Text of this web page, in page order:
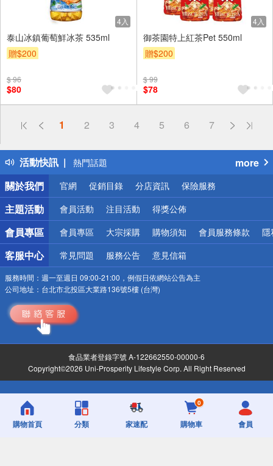
4入
泰山冰鎮葡萄鮮冰茶 535ml
贈$200
$ 96
$80
4入
御茶園特上紅茶Pet 550ml
贈$200
$ 99
$78
1 2 3 4 5 6 7
活動快訊
偏遠地區配送
得獎公告
熱門話題
銀行優惠
偏遠地區配送
詐騙網頁！請小心！
more
關於我們
官網 促銷目錄 分店資訊 保險服務
主題活動 會員活動 注目活動 得獎公佈
會員專區 會員專區 大宗採購 購物須知 會員服務條款 隱
客服中心 常見問題 服務公告 意見信箱
服務時間： 週一至週日 09:00-21:00，例假日依網站公告為主
公司地址： 台北市北投區大業路136號5樓 (台灣)
食品業者登錄字號 A-122662550-00000-6
Copyright©2026 Uni-Prosperity Lifestyle Corp. All Right Reserved
購物首頁 分類 家速配
0
購物車 會員